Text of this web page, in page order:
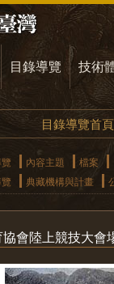
目錄導覽 技術
目錄導覽首頁
內容主題 檔案
典藏機構與計畫
會陸上競技大會